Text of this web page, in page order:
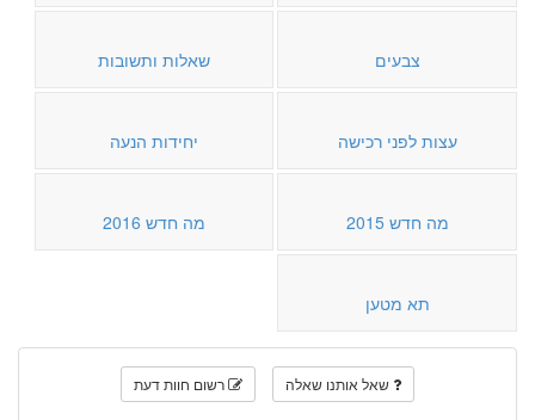
צבעים שאלות ותשובות
עצות לפני רכישה יחידות הנעה
מה חדש 2015 מה חדש 2016
תא מטען
שאל אותנו שאלה רשום חוות דעת